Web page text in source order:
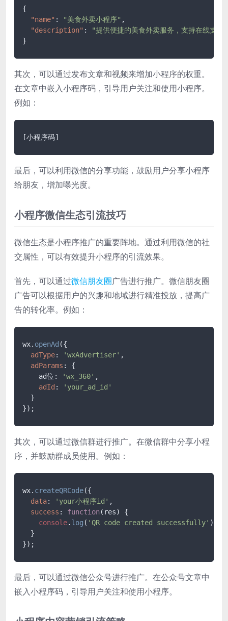
{
"name" : "美食外卖小程序" ,
"description" :
"提供便捷的美食外卖服务，支持在线支付
}
其次，可以通过发布文章和视频来增加小程序的权重。
在文章中嵌入小程序码，引导用户关注和使用小程序。
例如：
[小程序码]
最后，可以利用微信的分享功能，鼓励用户分享小程序
给朋友，增加曝光度。
小程序微信生态引流技巧
微信生态是小程序推广的重要阵地。通过利用微信的社
交属性，可以有效提升小程序的引流效果。
首先，可以通过微信朋友圈广告进行推广。微信朋友圈
广告可以根据用户的兴趣和地域进行精准投放，提高广
告的转化率。例如：
wx. openAd ({
adType: 'wxAdvertiser' ,
adParams : {
    ad位:
'wx_360' ,
adId :
'your_ad_id'
  }
});
其次，可以通过微信群进行推广。在微信群中分享小程
序，并鼓励群成员使用。例如：
wx. createQRCode({
data: 'your小程序id' ,
success : function( res) {
console. log ( 'QR code created successfully' );
  }
});
最后，可以通过微信公众号进行推广。在公众号文章中
嵌入小程序码，引导用户关注和使用小程序。